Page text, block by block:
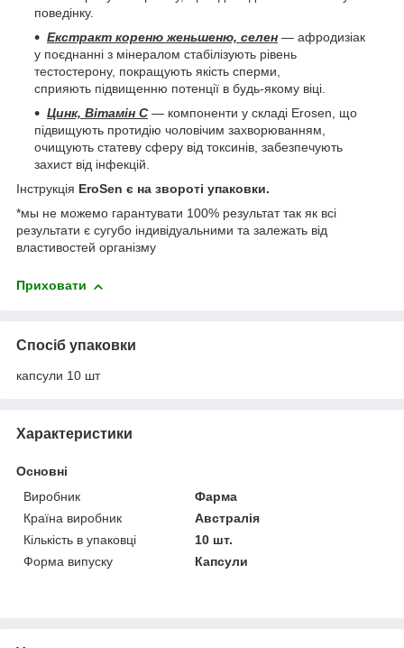
поведінку.
Екстракт кореню женьшеню, селен — афродизіак
у поєднанні з мінералом стабілізують рівень
тестостерону, покращують якість сперми,
сприяють підвищенню потенції в будь-якому віці.
Цинк, Вітамін С — компоненти у складі Erosen, що
підвищують протидію чоловічим захворюванням,
очищують статеву сферу від токсинів, забезпечують
захист від інфекцій.
Інструкція EroSen є на звороті упаковки.
*мы не можемо гарантувати 100% результат так як всі
результати є сугубо індивідуальними та залежать від
властивостей організму
Приховати
Спосіб упаковки
капсули 10 шт
Характеристики
Основні
Виробник
Фарма
Країна виробник
Австралія
Кількість в упаковці
10 шт.
Форма випуску
Капсули